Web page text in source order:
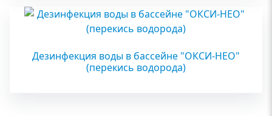
Дезинфекция воды в бассейне "ОКСИ-НЕО"
(перекись водорода)